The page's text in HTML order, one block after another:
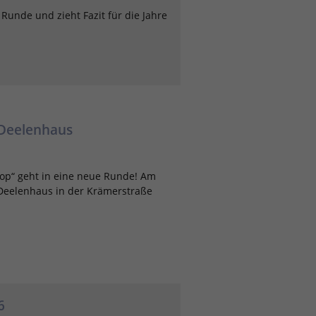
und zieht Fazit für die Jahre
geht in eine neue Runde! Am
in der Krämerstraße